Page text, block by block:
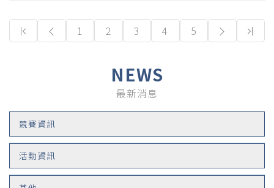
NEWS
最新消息
競賽資訊
活動資訊
1 (current)
2 3 4 5